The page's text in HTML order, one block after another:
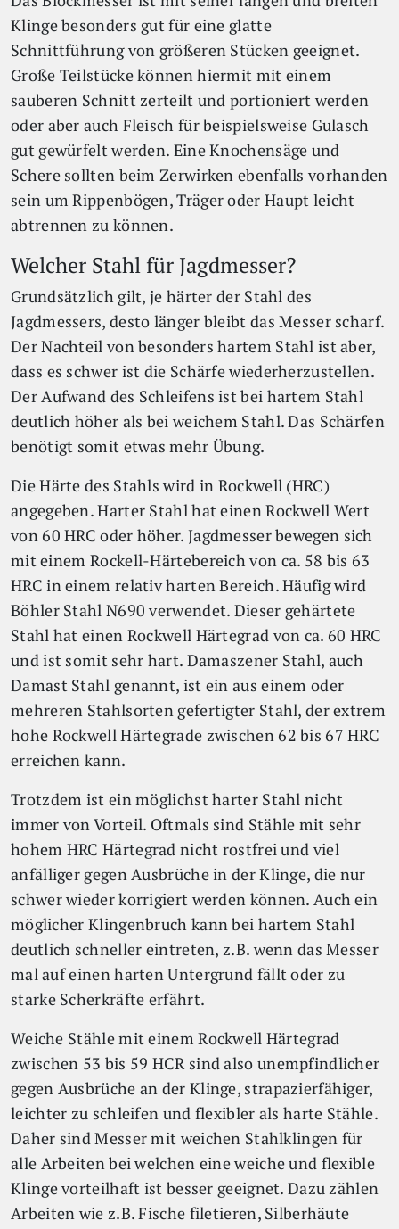
Klinge besonders gut für eine glatte
Schnittführung von größeren Stücken geeignet.
Große Teilstücke können hiermit mit einem
sauberen Schnitt zerteilt und portioniert werden
oder aber auch Fleisch für beispielsweise Gulasch
gut gewürfelt werden. Eine Knochensäge und
Schere sollten beim Zerwirken ebenfalls vorhanden
sein um Rippenbögen, Träger oder Haupt leicht
abtrennen zu können.
Welcher Stahl für Jagdmesser?
Grundsätzlich gilt, je härter der Stahl des
Jagdmessers, desto länger bleibt das Messer scharf.
Der Nachteil von besonders hartem Stahl ist aber,
dass es schwer ist die Schärfe wiederherzustellen.
Der Aufwand des Schleifens ist bei hartem Stahl
deutlich höher als bei weichem Stahl. Das Schärfen
benötigt somit etwas mehr Übung.
Die Härte des Stahls wird in Rockwell (HRC)
angegeben. Harter Stahl hat einen Rockwell Wert
von 60 HRC oder höher. Jagdmesser bewegen sich
mit einem Rockell-Härtebereich von ca. 58 bis 63
HRC in einem relativ harten Bereich. Häufig wird
Böhler Stahl N690 verwendet. Dieser gehärtete
Stahl hat einen Rockwell Härtegrad von ca. 60 HRC
und ist somit sehr hart. Damaszener Stahl, auch
Damast Stahl genannt, ist ein aus einem oder
mehreren Stahlsorten gefertigter Stahl, der extrem
hohe Rockwell Härtegrade zwischen 62 bis 67 HRC
erreichen kann.
Trotzdem ist ein möglichst harter Stahl nicht
immer von Vorteil. Oftmals sind Stähle mit sehr
hohem HRC Härtegrad nicht rostfrei und viel
anfälliger gegen Ausbrüche in der Klinge, die nur
schwer wieder korrigiert werden können. Auch ein
möglicher Klingenbruch kann bei hartem Stahl
deutlich schneller eintreten, z.B. wenn das Messer
mal auf einen harten Untergrund fällt oder zu
starke Scherkräfte erfährt.
Weiche Stähle mit einem Rockwell Härtegrad
zwischen 53 bis 59 HCR sind also unempfindlicher
gegen Ausbrüche an der Klinge, strapazierfähiger,
leichter zu schleifen und flexibler als harte Stähle.
Daher sind Messer mit weichen Stahlklingen für
alle Arbeiten bei welchen eine weiche und flexible
Klinge vorteilhaft ist besser geeignet. Dazu zählen
Arbeiten wie z.B. Fische filetieren, Silberhäute